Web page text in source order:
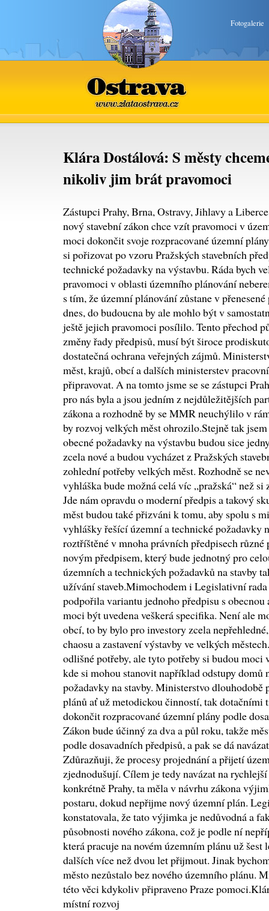
Fotogalerie
Ostrava
www.zlataostrava.cz
Klára Dostálová: S městy
nikoliv jim brát pravomoci
Zástupci Prahy, Brna, Ostravy, Jihlavy a
nový stavební zákon chce vzít pravomoci v
moci dokončit svoje rozpracované územní
si pořizovat po vzoru Pražských stavebních
technické požadavky na výstavbu. Ráda bych
pravomoci v oblasti územního plánování
s tím, že územní plánování zůstane v
dnes, do budoucna by ale mohlo být v
ještě jejich pravomoci posílilo. Tento přechod
změny řady předpisů, musí být široce
dostatečná ochrana veřejných zájmů.
měst, krajů, obcí a dalších ministerstev
připravovat. A na tomto jsme se se zástupci
pro nás byla a jsou jedním z nejdůležitějších
zákona a rozhodně by se MMR neuchýlilo v
by rozvoj velkých měst ohrozilo.Stejně tak
obecné požadavky na výstavbu budou sice
zcela nové a budou vycházet z Pražských
zohlední potřeby velkých měst. Rozhodně se
vyhláška bude možná celá víc „pražská“ než
Jde nám opravdu o moderní předpis a takový
měst budou také přizváni k tomu, aby spolu s
vyhlášky řešící územní a technické požadavky
roztříštěné v mnoha právních předpisech
novým předpisem, který bude jednotný pro
územních a technických požadavků na stavby
užívání staveb.Mimochodem i Legislativní
podpořila variantu jednoho předpisu s obecnou
moci být uvedena veškerá specifika. Není ale
obcí, to by bylo pro investory zcela
chaosu a zastavení výstavby ve velkých
odlišné potřeby, ale tyto potřeby si budou
kde si mohou stanovit například odstupy domů
požadavky na stavby. Ministerstvo
plánů ať už metodickou činností, tak dotačními
dokončit rozpracované územní plány podle
Zákon bude účinný za dva a půl roku, takže
podle dosavadních předpisů, a pak se dá
Zdůrazňuji, že procesy projednání a přijetí
zjednodušují. Cílem je tedy navázat na
konkrétně Prahy, ta měla v návrhu zákona
postaru, dokud nepřijme nový územní plán.
konstatovala, že tato výjimka je nedůvodná a
působnosti nového zákona, což je podle ní
která pracuje na novém územním plánu už šest
dalších více než dvou let přijmout. Jinak
město nezůstalo bez nového územního plánu.
této věci kdykoliv připraveno Praze
místní rozvoj